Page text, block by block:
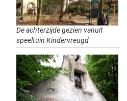
De achterzijde gezien vanuit
speeltuin Kindervreugd